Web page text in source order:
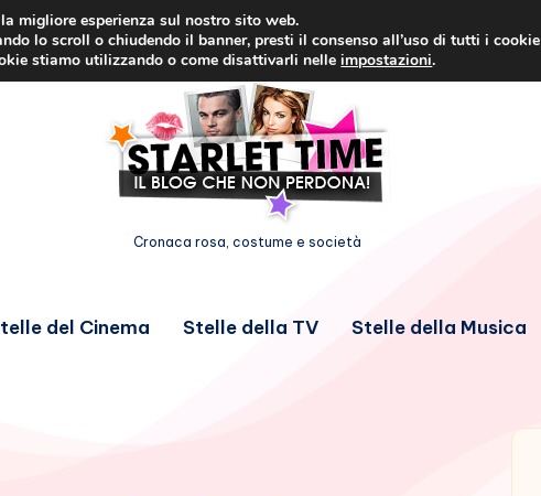
Cronaca rosa, costume e società
del Cinema Stelle della TV Stelle della Musica
migliore esperienza sul nostro sito web.
lo scroll o chiudendo il banner, presti il consenso all’uso di tutti i cookie
stiamo utilizzando o come disattivarli nelleimpostazioni.